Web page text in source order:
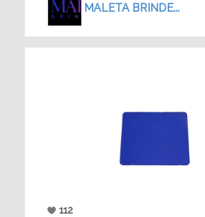
MALETA BRINDE...
112